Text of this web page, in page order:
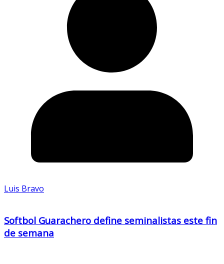
Luis Bravo
Softbol Guarachero define seminalistas este fin
de semana